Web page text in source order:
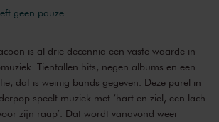
geen pauze
is al drie decennia een vaste waarde in
Tientallen hits, negen albums en een
dat is weinig bands gegeven. Deze parel in
speelt muziek met ‘hart en ziel, een lach
zijn raap’. Dat wordt vanavond weer